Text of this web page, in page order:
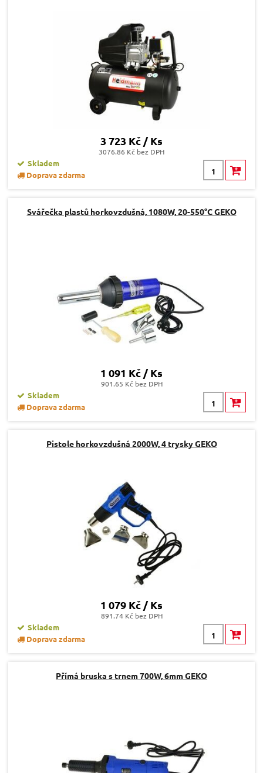
3 723 Kč / Ks
3076.86 Kč bez DPH
Skladem
Doprava zdarma
Svářečka plastů horkovzdušná, 1080W, 20-550°C GEKO
1 091 Kč / Ks
901.65 Kč bez DPH
Skladem
Doprava zdarma
Pistole horkovzdušná 2000W, 4 trysky GEKO
1 079 Kč / Ks
891.74 Kč bez DPH
Skladem
Doprava zdarma
Přímá bruska s trnem 700W, 6mm GEKO